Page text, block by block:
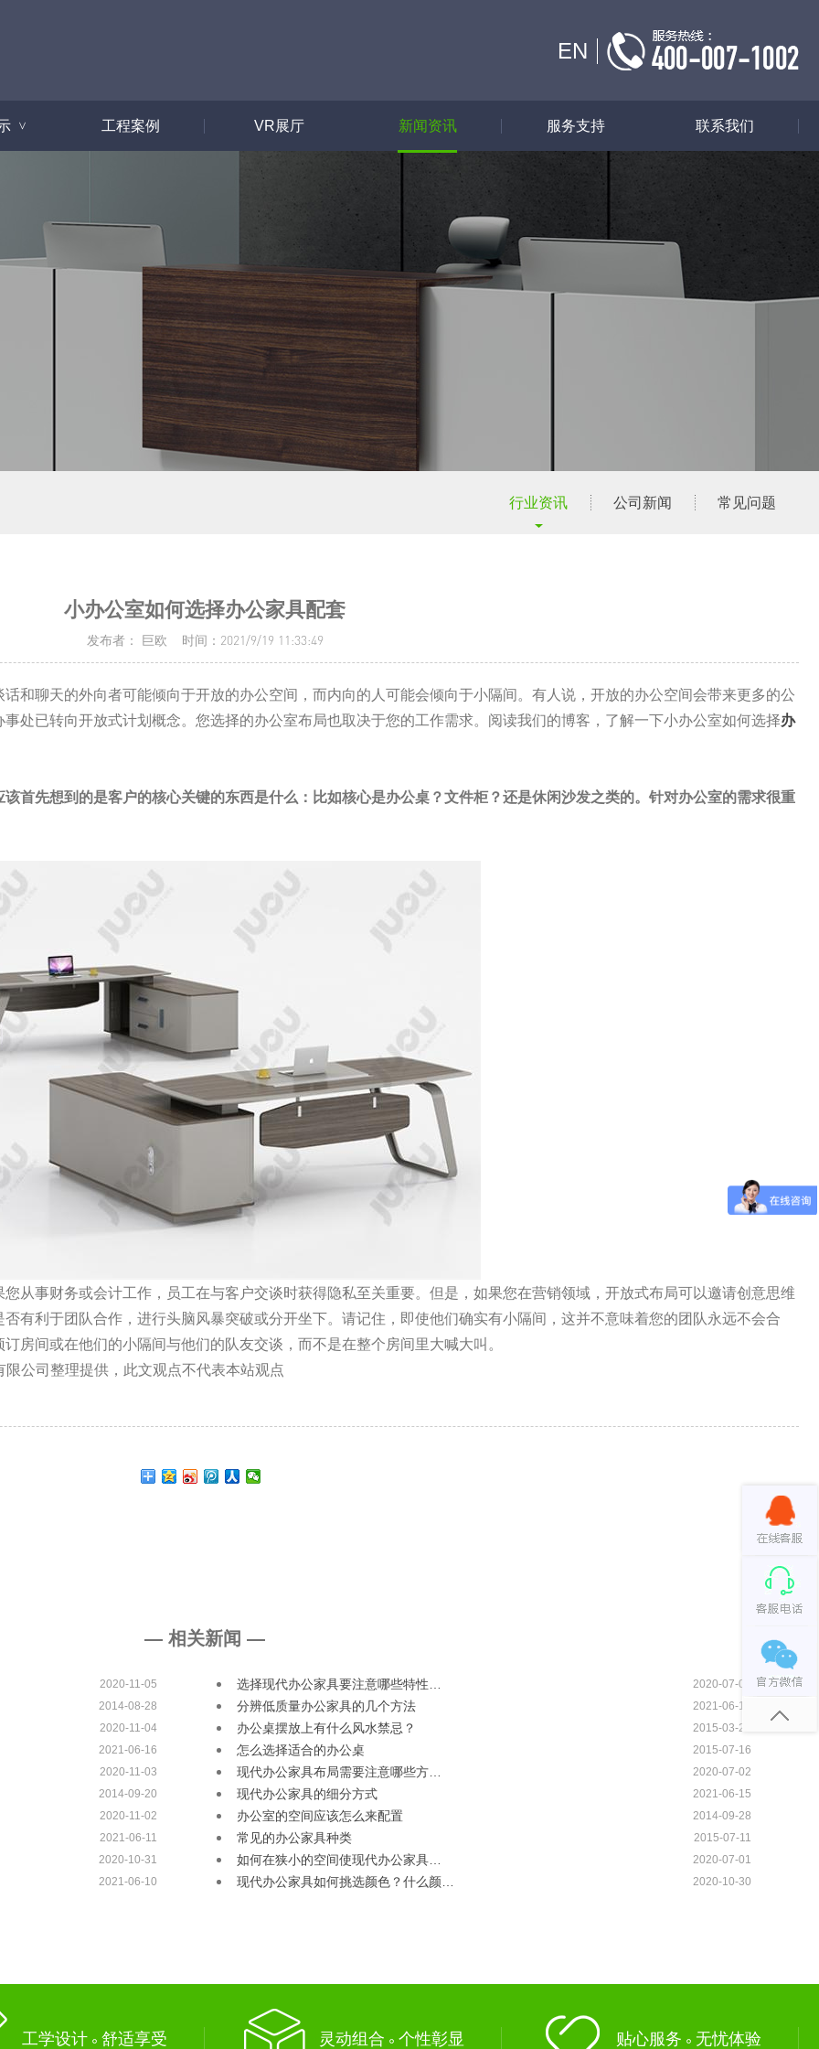
EN
> 工程案例 VR展厅 新闻资讯 服务支持 联系我们
行业资讯 公司新闻 常见问题
小办公室如何选择办公家具配套
发布者： 巨欧 时间：2021/9/19 11:33:49
和聊天的外向者可能倾向于开放的办公空间，而内向的人可能会倾向于小隔间。有人说，开放的办公空间会带来更多的公
处已转向开放式计划概念。您选择的办公室布局也取决于您的工作需求。阅读我们的博客，了解一下小办公室如何选择办
该首先想到的是客户的核心关键的东西是什么：比如核心是办公桌？文件柜？还是休闲沙发之类的。针对办公室的需求很重
从事财务或会计工作，员工在与客户交谈时获得隐私至关重要。但是，如果您在营销领域，开放式布局可以邀请创意思维
有利于团队合作，进行头脑风暴突破或分开坐下。请记住，即使他们确实有小隔间，这并不意味着您的团队永远不会合
房间或在他们的小隔间与他们的队友交谈，而不是在整个房间里大喊大叫。
公司整理提供，此文观点不代表本站观点
— 相关新闻 —
2020-11-05 选择现代办公家具要注意哪些特性…
2020-07-03
2014-08-28
分辨低质量办公家具的几个方法
2021-06-17
2020-11-04
办公桌摆放上有什么风水禁忌？
2015-03-21
2021-06-16
怎么选择适合的办公桌
2015-07-16
2020-11-03
现代办公家具布局需要注意哪些方…
2020-07-02
2014-09-20
现代办公家具的细分方式
2021-06-15
2020-11-02
办公室的空间应该怎么来配置
2014-09-28
2021-06-11
常见的办公家具种类
2015-07-11
2020-10-31
如何在狭小的空间使现代办公家具…
2020-07-01
2021-06-10
现代办公家具如何挑选颜色？什么颜… 2020-10-30
工学设计 舒适享受 灵动组合 个性彰显 贴心服务 无忧体验